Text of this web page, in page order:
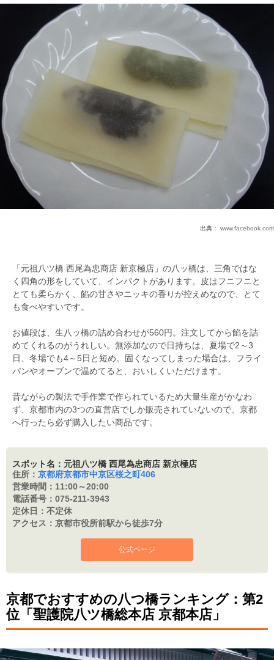
出典： www.facebook.com
「元祖八ツ橋 西尾為忠商店 新京極店」の八ッ橋は、三角ではな
く四角の形をしていて、インパクトがあります。皮はフニフニと
とても柔らかく、餡の甘さやニッキの香りが控えめなので、とて
も食べやすいです。
お値段は、生八ッ橋の詰め合わせが560円。注文してから餡を詰
めてくれるのがうれしい。無添加なので日持ちは、夏場で2～3
日、冬場でも4～5日と短め。固くなってしまった場合は、フライ
パンやオーブンで温めてると、おいしくいただけます。
昔ながらの製法で手作業で作られているため大量生産がかなわ
ず、京都市内の3つの直営店でしか販売されていないので、京都
へ行ったら必ず購入したい商品です。
スポット名：元祖八ツ橋 西尾為忠商店 新京極店
住所： 京都府京都市中京区桜之町406
営業時間： 11:00～20:00
電話番号： 075-211-3943
定休日： 不定休
アクセス： 京都市役所前駅から徒歩7分
公式ページ
京都でおすすめの八つ橋ランキング：第2
位「聖護院八ツ橋総本店 京都本店」